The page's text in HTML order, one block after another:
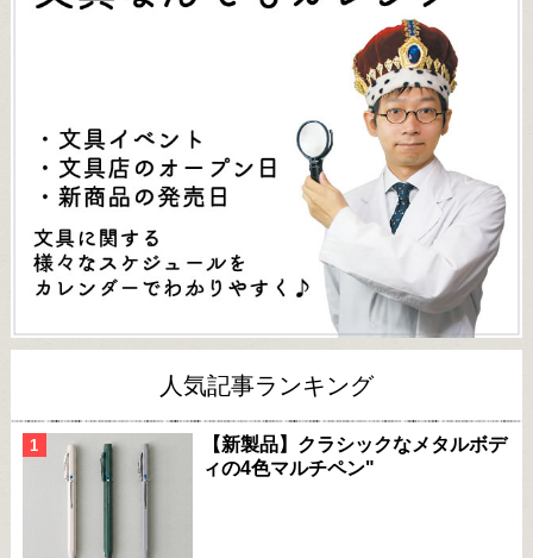
人気記事ランキング
【新製品】クラシックなメタルボデ
ィの4色マルチペン"